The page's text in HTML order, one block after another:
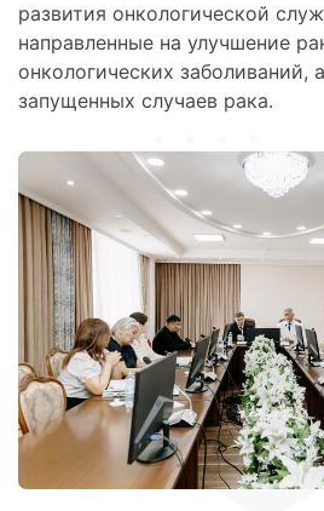
развития онкологической
направленные на улучшение
онкологических заболиваний,
запущенных случаев рака.